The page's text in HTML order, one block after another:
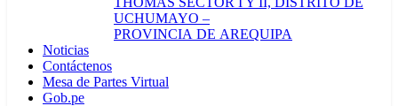
UCHUMAYO –
PROVINCIA DE AREQUIPA
Noticias
Contáctenos
Mesa de Partes Virtual
Gob.pe